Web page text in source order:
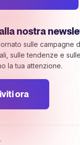
normative.
nostra
sulle campagne
sulle tendenze e
la tua attenzione.
ora